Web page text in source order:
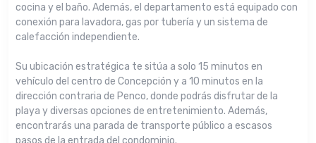
cocina y el baño. Además, el departamento está equipado con
conexión para lavadora, gas por tubería y un sistema de
calefacción independiente.
Su ubicación estratégica te sitúa a solo 15 minutos en
vehículo del centro de Concepción y a 10 minutos en la
dirección contraria de Penco, donde podrás disfrutar de la
playa y diversas opciones de entretenimiento. Además,
encontrarás una parada de transporte público a escasos